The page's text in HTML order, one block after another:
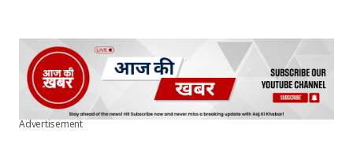
Advertisement